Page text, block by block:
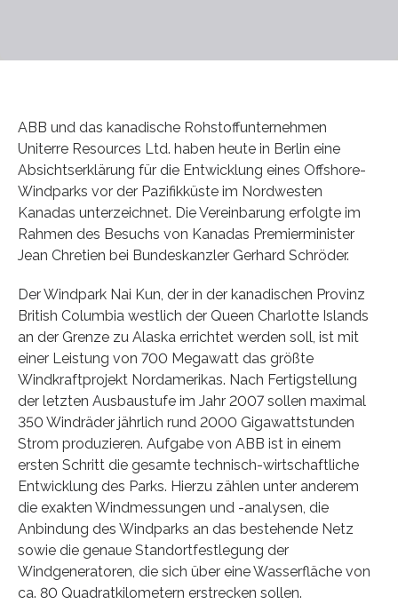
ABB und das kanadische Rohstoffunternehmen
Uniterre Resources Ltd. haben heute in Berlin eine
Absichtserklärung für die Entwicklung eines Offshore-
Windparks vor der Pazifikküste im Nordwesten
Kanadas unterzeichnet. Die Vereinbarung erfolgte im
Rahmen des Besuchs von Kanadas Premierminister
Jean Chretien bei Bundeskanzler Gerhard Schröder.
Der Windpark Nai Kun, der in der kanadischen Provinz
British Columbia westlich der Queen Charlotte Islands
an der Grenze zu Alaska errichtet werden soll, ist mit
einer Leistung von 700 Megawatt das größte
Windkraftprojekt Nordamerikas. Nach Fertigstellung
der letzten Ausbaustufe im Jahr 2007 sollen maximal
350 Windräder jährlich rund 2000 Gigawattstunden
Strom produzieren. Aufgabe von ABB ist in einem
ersten Schritt die gesamte technisch-wirtschaftliche
Entwicklung des Parks. Hierzu zählen unter anderem
die exakten Windmessungen und -analysen, die
Anbindung des Windparks an das bestehende Netz
sowie die genaue Standortfestlegung der
Windgeneratoren, die sich über eine Wasserfläche von
ca. 80 Quadratkilometern erstrecken sollen.